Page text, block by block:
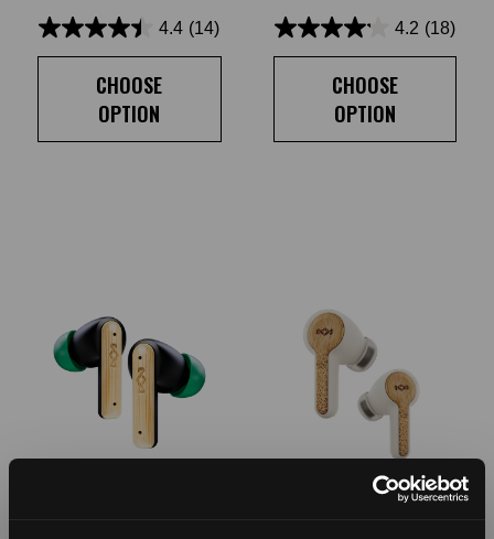
4.4 (14)
CHOOSE
OPTION
4.2 (18)
CHOOSE
OPTION